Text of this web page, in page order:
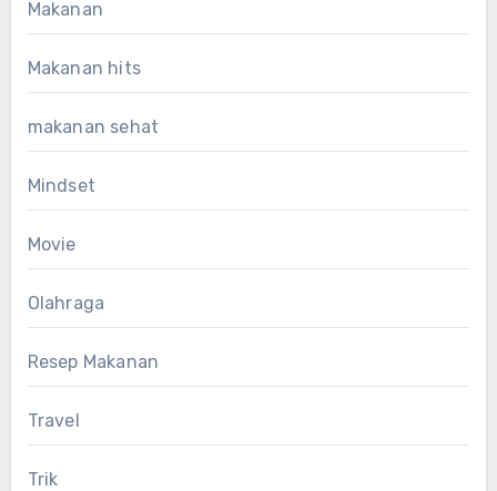
Makanan
Makanan hits
makanan sehat
Mindset
Movie
Olahraga
Resep Makanan
Travel
Trik